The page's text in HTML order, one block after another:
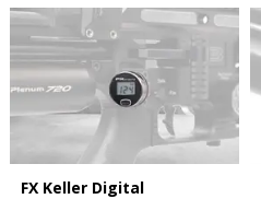
FX Keller Digital